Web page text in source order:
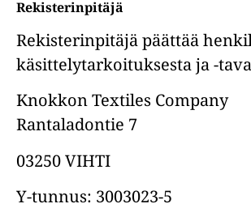
Rekisterinpitäjä
Rekisterinpitäjä päättää
käsittelytarkoituksesta ja -
Knokkon Textiles Company
Rantaladontie 7
03250 VIHTI
Y-tunnus: 3003023-5